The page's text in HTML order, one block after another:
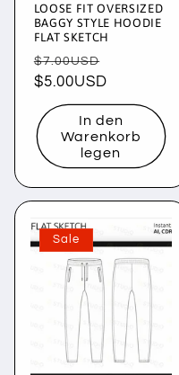
LOOSE FIT OVERSIZED
BAGGY STYLE HOODIE
FLAT SKETCH
Normaler
Preis
$7.00USD
$5.00USD
In den
Warenkorb
legen
Sale